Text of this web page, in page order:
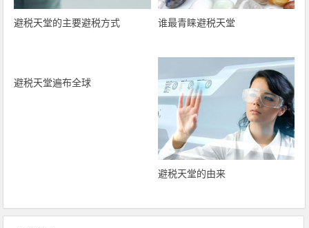
避税天堂的主要避税方式 谁最青睐避税天堂
避税天堂的由来